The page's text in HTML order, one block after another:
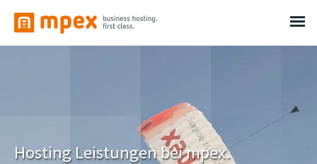
Hosting Leistungen bei mpex.